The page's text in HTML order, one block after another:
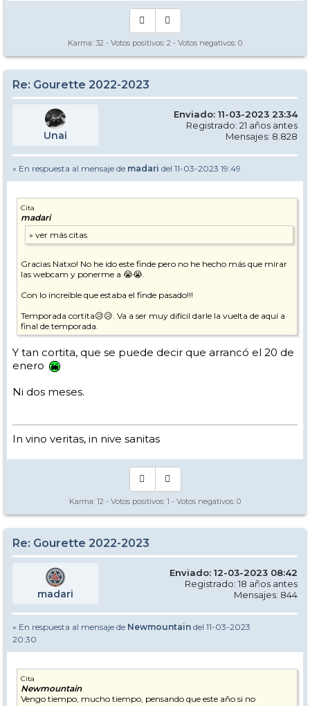
Karma: 32 - Votos positivos: 2 - Votos negativos: 0
Re: Gourette 2022-2023
Unai
Enviado: 11-03-2023 23:34
Registrado: 21 años antes
Mensajes: 8.828
» En respuesta al mensaje de madari del 11-03-2023 19:49
Cita
madari
Gracias Natxo! No he ido este finde pero no he hecho más que mirar
las webcam y ponerme a 😭😭.
Con lo increíble que estaba el finde pasado!!!
Temporada cortita😥😥. Va a ser muy difícil darle la vuelta de aquí a
final de temporada.
Y tan cortita, que se puede decir que arrancó el 20 de
enero
Ni dos meses.
In vino veritas, in nive sanitas
Karma: 12 - Votos positivos: 1 - Votos negativos: 0
Re: Gourette 2022-2023
madari
Enviado: 12-03-2023 08:42
Registrado: 18 años antes
Mensajes: 844
» En respuesta al mensaje de Newmountain del 11-03-2023
20:30
Cita
Newmountain
Vengo tiempo, mucho tiempo, pensando que este año si no